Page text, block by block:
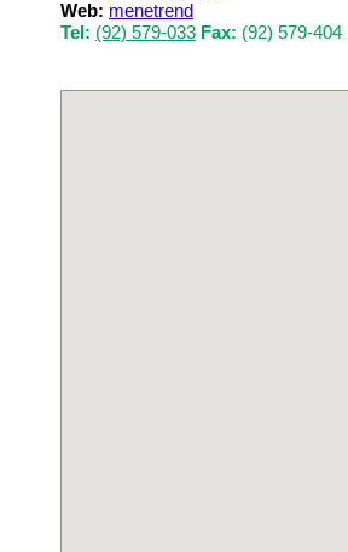
Web: menetrend
Tel: (92) 579-033 Fax: (92) 579-404